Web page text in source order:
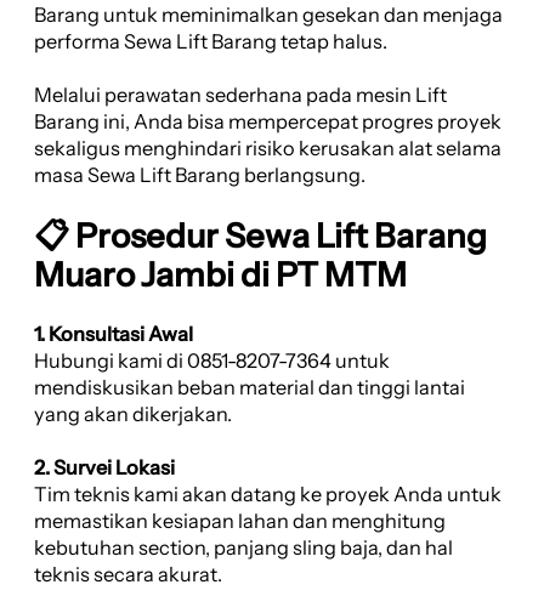
Barang untuk meminimalkan gesekan dan menjaga
performa Sewa Lift Barang tetap halus.
Melalui perawatan sederhana pada mesin Lift
Barang ini, Anda bisa mempercepat progres proyek
sekaligus menghindari risiko kerusakan alat selama
masa Sewa Lift Barang berlangsung.
📋 Prosedur Sewa Lift Barang
Muaro Jambi di PT MTM
1. Konsultasi Awal
Hubungi kami di 0851-8207-7364 untuk
mendiskusikan beban material dan tinggi lantai
yang akan dikerjakan.
2. Survei Lokasi
Tim teknis kami akan datang ke proyek Anda untuk
memastikan kesiapan lahan dan menghitung
kebutuhan section, panjang sling baja, dan hal
teknis secara akurat.